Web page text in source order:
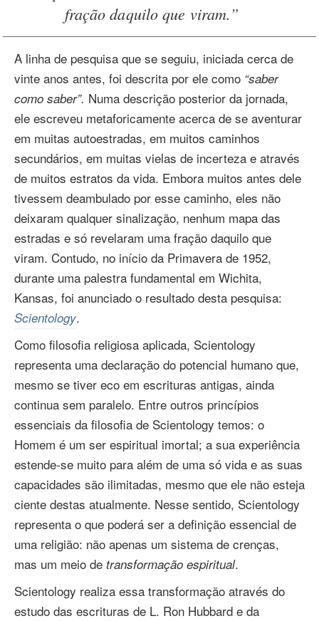
fração daquilo que viram.”
A linha de pesquisa que se seguiu, iniciada cerca de
vinte anos antes, foi descrita por ele como “saber
como saber”. Numa descrição posterior da jornada,
ele escreveu metaforicamente acerca de se aventurar
em muitas autoestradas, em muitos caminhos
secundários, em muitas vielas de incerteza e através
de muitos estratos da vida. Embora muitos antes dele
tivessem deambulado por esse caminho, eles não
deixaram qualquer sinalização, nenhum mapa das
estradas e só revelaram uma fração daquilo que
viram. Contudo, no início da Primavera de 1952,
durante uma palestra fundamental em Wichita,
Kansas, foi anunciado o resultado desta pesquisa:
Scientology.
Como filosofia religiosa aplicada, Scientology
representa uma declaração do potencial humano que,
mesmo se tiver eco em escrituras antigas, ainda
continua sem paralelo. Entre outros princípios
essenciais da filosofia de Scientology temos: o
Homem é um ser espiritual imortal; a sua experiência
estende‑se muito para além de uma só vida e as suas
capacidades são ilimitadas, mesmo que ele não esteja
ciente destas atualmente. Nesse sentido, Scientology
representa o que poderá ser a definição essencial de
uma religião: não apenas um sistema de crenças,
mas um meio de transformação espiritual.
Scientology realiza essa transformação através do
estudo das escrituras de L. Ron Hubbard e da